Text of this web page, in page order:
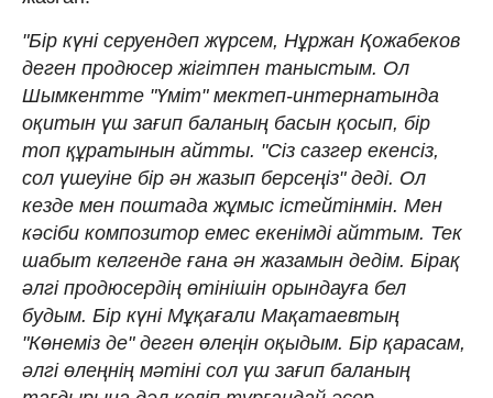
"Бір күні серуендеп жүрсем, Нұржан Қожабеков
деген продюсер жігітпен таныстым. Ол
Шымкентте "Үміт" мектеп-интернатында
оқитын үш зағип баланың басын қосып, бір
топ құратынын айтты. "Сіз сазгер екенсіз,
сол үшеуіне бір ән жазып берсеңіз" деді. Ол
кезде мен поштада жұмыс істейтінмін. Мен
кәсіби композитор емес екенімді айттым. Тек
шабыт келгенде ғана ән жазамын дедім. Бірақ
әлгі продюсердің өтінішін орындауға бел
будым. Бір күні Мұқағали Мақатаевтың
"Көнеміз де" деген өлеңін оқыдым. Бір қарасам,
әлгі өлеңнің мәтіні сол үш зағип баланың